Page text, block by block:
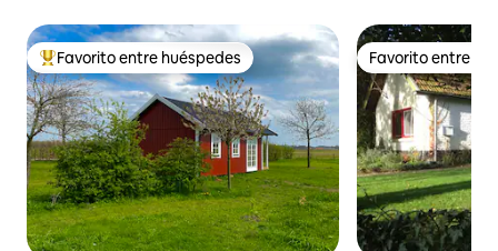
De los mejores en Favorito entre huéspedes
Favorito entre huéspedes Favorito entre
Favorito entre